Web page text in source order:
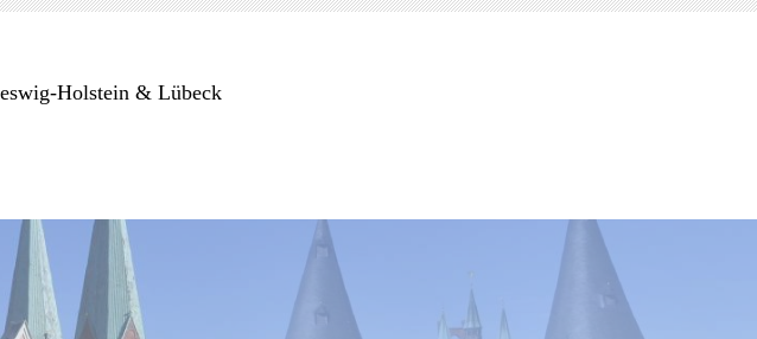
Holstein & Lübeck